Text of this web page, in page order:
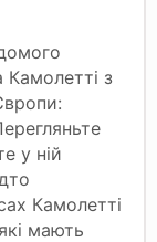
з
у ній
Камолетті
мають